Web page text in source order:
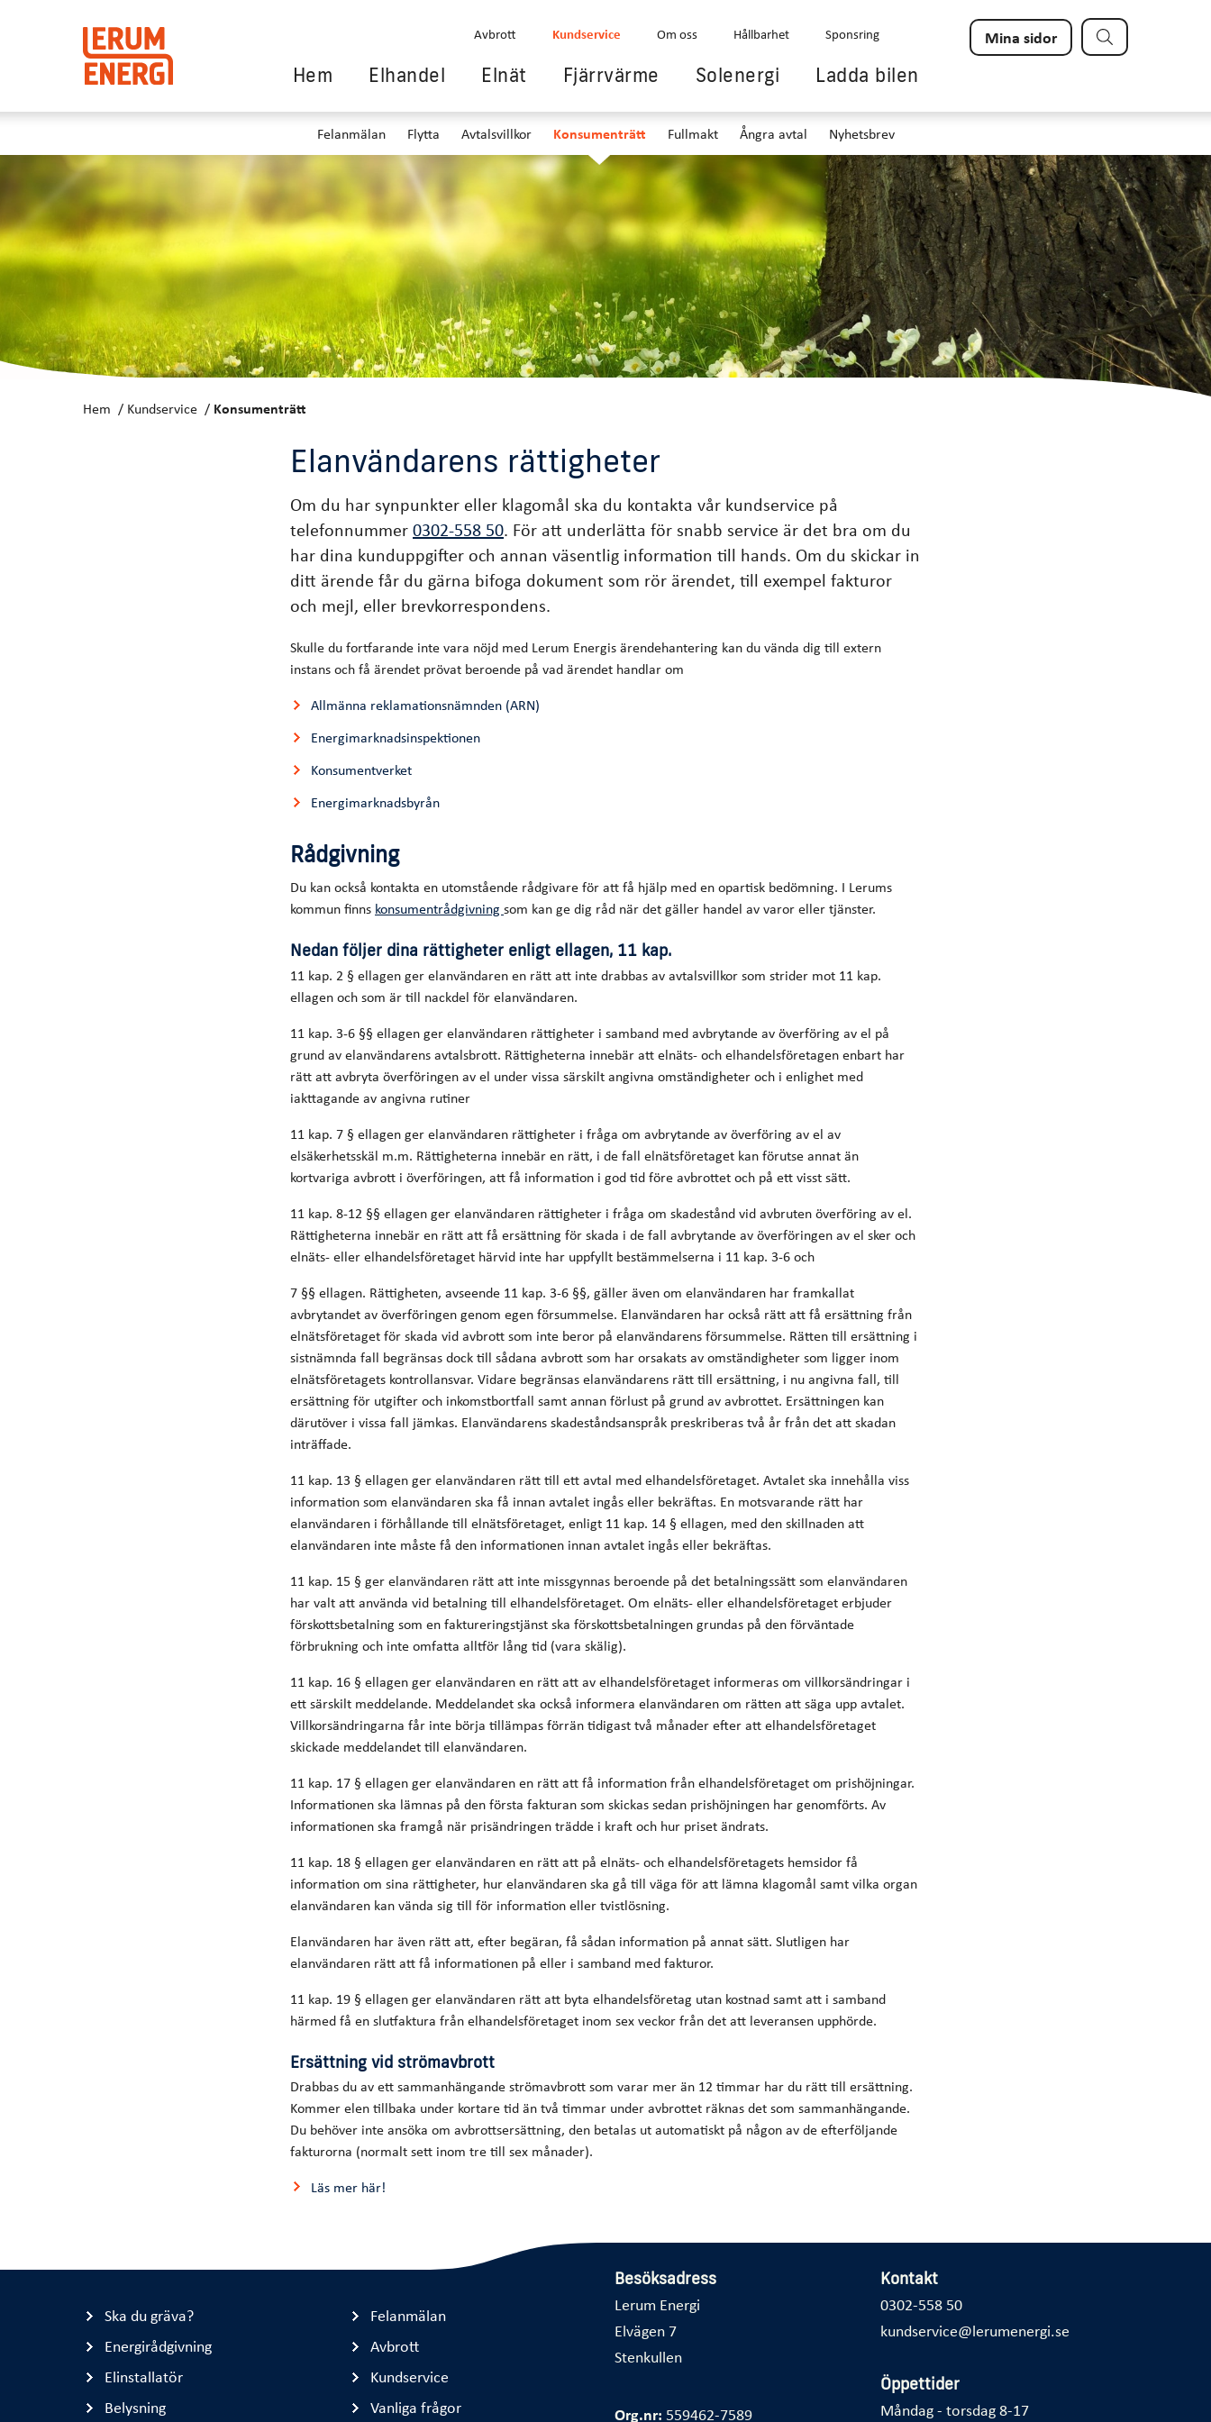
Sök
Avbrott Kundservice Om oss Hållbarhet Sponsring Mina sidor
Hem Elhandel Elnät Fjärrvärme Solenergi Ladda bilen
Felanmälan Flytta Avtalsvillkor Konsumenträtt Fullmakt Ångra avtal Nyhetsbrev
Hem Kundservice Konsumenträtt
Elanvändarens rättigheter
Om du har synpunkter eller klagomål ska du kontakta vår kundservice på
telefonnummer0302-558 50. För att underlätta för snabb service är det bra om du
har dina kunduppgifter och annan väsentlig information till hands. Om du skickar in
ditt ärende får du gärna bifoga dokument som rör ärendet, till exempel fakturor
och mejl, eller brevkorrespondens.
Skulle du fortfarande inte vara nöjd med Lerum Energis ärendehantering kan du vända dig till extern
instans och få ärendet prövat beroende på vad ärendet handlar om
Allmänna reklamationsnämnden (ARN)
Energimarknadsinspektionen
Konsumentverket
Energimarknadsbyrån
Rådgivning
Du kan också kontakta en utomstående rådgivare för att få hjälp med en opartisk bedömning. I Lerums
kommun finns konsumentrådgivning som kan ge dig råd när det gäller handel av varor eller tjänster.
Nedan följer dina rättigheter enligt ellagen, 11 kap.
11 kap. 2 § ellagen ger elanvändaren en rätt att inte drabbas av avtalsvillkor som strider mot 11 kap.
ellagen och som är till nackdel för elanvändaren.
11 kap. 3-6 §§ ellagen ger elanvändaren rättigheter i samband med avbrytande av överföring av el på
grund av elanvändarens avtalsbrott. Rättigheterna innebär att elnäts- och elhandelsföretagen enbart har
rätt att avbryta överföringen av el under vissa särskilt angivna omständigheter och i enlighet med
iakttagande av angivna rutiner
11 kap. 7 § ellagen ger elanvändaren rättigheter i fråga om avbrytande av överföring av el av
elsäkerhetsskäl m.m. Rättigheterna innebär en rätt, i de fall elnätsföretaget kan förutse annat än
kortvariga avbrott i överföringen, att få information i god tid före avbrottet och på ett visst sätt.
11 kap. 8-12 §§ ellagen ger elanvändaren rättigheter i fråga om skadestånd vid avbruten överföring av el.
Rättigheterna innebär en rätt att få ersättning för skada i de fall avbrytande av överföringen av el sker och
elnäts- eller elhandelsföretaget härvid inte har uppfyllt bestämmelserna i 11 kap. 3-6 och
7 §§ ellagen. Rättigheten, avseende 11 kap. 3-6 §§, gäller även om elanvändaren har framkallat
avbrytandet av överföringen genom egen försummelse. Elanvändaren har också rätt att få ersättning från
elnätsföretaget för skada vid avbrott som inte beror på elanvändarens försummelse. Rätten till ersättning i
sistnämnda fall begränsas dock till sådana avbrott som har orsakats av omständigheter som ligger inom
elnätsföretagets kontrollansvar. Vidare begränsas elanvändarens rätt till ersättning, i nu angivna fall, till
ersättning för utgifter och inkomstbortfall samt annan förlust på grund av avbrottet. Ersättningen kan
därutöver i vissa fall jämkas. Elanvändarens skadeståndsanspråk preskriberas två år från det att skadan
inträffade.
11 kap. 13 § ellagen ger elanvändaren rätt till ett avtal med elhandelsföretaget. Avtalet ska innehålla viss
information som elanvändaren ska få innan avtalet ingås eller bekräftas. En motsvarande rätt har
elanvändaren i förhållande till elnätsföretaget, enligt 11 kap. 14 § ellagen, med den skillnaden att
elanvändaren inte måste få den informationen innan avtalet ingås eller bekräftas.
11 kap. 15 § ger elanvändaren rätt att inte missgynnas beroende på det betalningssätt som elanvändaren
har valt att använda vid betalning till elhandelsföretaget. Om elnäts- eller elhandelsföretaget erbjuder
förskottsbetalning som en faktureringstjänst ska förskottsbetalningen grundas på den förväntade
förbrukning och inte omfatta alltför lång tid (vara skälig).
11 kap. 16 § ellagen ger elanvändaren en rätt att av elhandelsföretaget informeras om villkorsändringar i
ett särskilt meddelande. Meddelandet ska också informera elanvändaren om rätten att säga upp avtalet.
Villkorsändringarna får inte börja tillämpas förrän tidigast två månader efter att elhandelsföretaget
skickade meddelandet till elanvändaren.
11 kap. 17 § ellagen ger elanvändaren en rätt att få information från elhandelsföretaget om prishöjningar.
Informationen ska lämnas på den första fakturan som skickas sedan prishöjningen har genomförts. Av
informationen ska framgå när prisändringen trädde i kraft och hur priset ändrats.
11 kap. 18 § ellagen ger elanvändaren en rätt att på elnäts- och elhandelsföretagets hemsidor få
information om sina rättigheter, hur elanvändaren ska gå till väga för att lämna klagomål samt vilka organ
elanvändaren kan vända sig till för information eller tvistlösning.
Elanvändaren har även rätt att, efter begäran, få sådan information på annat sätt. Slutligen har
elanvändaren rätt att få informationen på eller i samband med fakturor.
11 kap. 19 § ellagen ger elanvändaren rätt att byta elhandelsföretag utan kostnad samt att i samband
härmed få en slutfaktura från elhandelsföretaget inom sex veckor från det att leveransen upphörde.
Ersättning vid strömavbrott
Drabbas du av ett sammanhängande strömavbrott som varar mer än 12 timmar har du rätt till ersättning.
Kommer elen tillbaka under kortare tid än två timmar under avbrottet räknas det som sammanhängande.
Du behöver inte ansöka om avbrottsersättning, den betalas ut automatiskt på någon av de efterföljande
fakturorna (normalt sett inom tre till sex månader).
Läs mer här!
Ska du gräva?
Energirådgivning
Elinstallatör
Belysning
Felanmälan
Avbrott
Kundservice
Vanliga frågor
Besöksadress
Lerum Energi
Elvägen 7
Stenkullen
Org.nr: 559462-7589
Kontakt
0302-558 50
kundservice@lerumenergi.se
Öppettider
Måndag - torsdag 8-17